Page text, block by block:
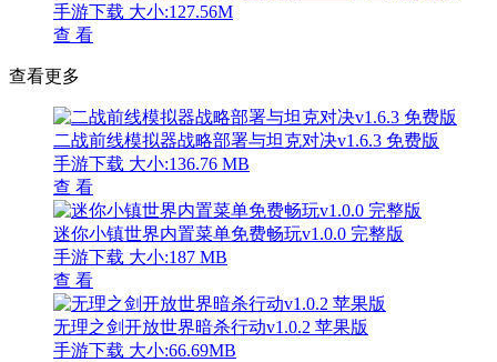
手游下载 大小:127.56M
查 看
查看更多
二战前线模拟器战略部署与坦克对决v1.6.3 免费版
手游下载 大小:136.76 MB
查 看
迷你小镇世界内置菜单免费畅玩v1.0.0 完整版
手游下载 大小:187 MB
查 看
无理之剑开放世界暗杀行动v1.0.2 苹果版
手游下载 大小:66.69MB